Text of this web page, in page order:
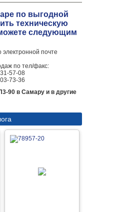
по выгодной
техническую
следующим
почте
по тел/факс:
57-08
73-36
90 в Самару и в другие